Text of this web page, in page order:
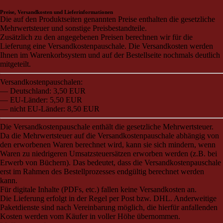
TRIO Musik Edition
Musikverlag
Preise, Versandkosten und Lieferinformationen
Die auf den Produktseiten genannten Preise enthalten die gesetzliche
Mehrwertsteuer und sonstige Preisbestandteile.
Zusätzlich zu den angegebenen Preisen berechnen wir für die
Lieferung eine Versandkostenpauschale. Die Versandkosten werden
Ihnen im Warenkorbsystem und auf der Bestellseite nochmals deutlich
mitgeteilt.
Versandkostenpauschalen:
— Deutschland: 3,50 EUR
— EU-Länder: 5,50 EUR
— nicht EU-Länder: 8,50 EUR
Die Versandkostenpauschale enthält die gesetzliche Mehrwertsteuer.
Da die Mehrwertsteuer auf die Versandkostenpauschale abhängig von
den erworbenen Waren berechnet wird, kann sie sich mindern, wenn
Waren zu niedrigeren Umsatzsteuersätzen erworben werden (z.B. bei
Erwerb von Büchern). Das bedeutet, dass die Versandkostenpauschale
erst im Rahmen des Bestellprozesses endgültig berechnet werden
kann.
Für digitale Inhalte (PDFs, etc.) fallen keine Versandkosten an.
Die Lieferung erfolgt in der Regel per Post bzw. DHL. Anderweitige
Paketdienste sind nach Vereinbarung möglich, die hierfür anfallenden
Kosten werden vom Käufer in voller Höhe übernommen.